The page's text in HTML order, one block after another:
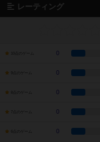
レーティング
10点のゲーム 0
9点のゲーム 0
8点のゲーム 0
7点のゲーム 0
6点のゲーム 0